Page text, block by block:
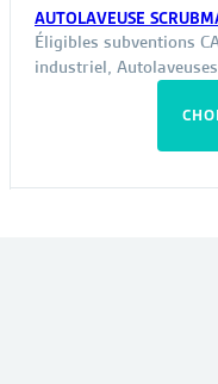
AUTOLAVEUSE
Éligibles subventions
industriel, Autolaveuses